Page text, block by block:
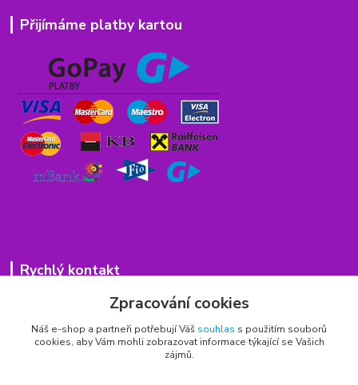
Přijímáme platby kartou
Rychlý kontakt
Po - Pá 9,00 - 15,00 hod.
obchod(zavináč)hrbitovnizbozi.cz
Zpracování cookies
Náš e-shop a partneři potřebují Váš souhlas s použitím souborů
cookies, aby Vám mohli zobrazovat informace týkající se Vašich
zájmů.